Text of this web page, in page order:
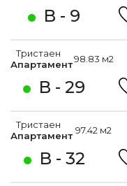
В - 9
В - 29
Тристаен
Апартамент98.83 м2
В - 32
Тристаен
Апартамент 97.42 м2